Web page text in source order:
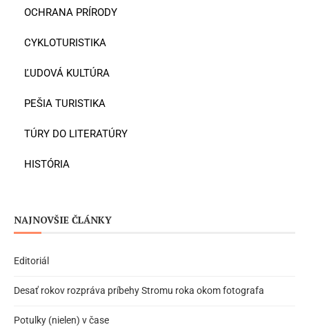
OCHRANA PRÍRODY
CYKLOTURISTIKA
ĽUDOVÁ KULTÚRA
PEŠIA TURISTIKA
TÚRY DO LITERATÚRY
HISTÓRIA
NAJNOVŠIE ČLÁNKY
Editoriál
Desať rokov rozpráva príbehy Stromu roka okom fotografa
Potulky (nielen) v čase